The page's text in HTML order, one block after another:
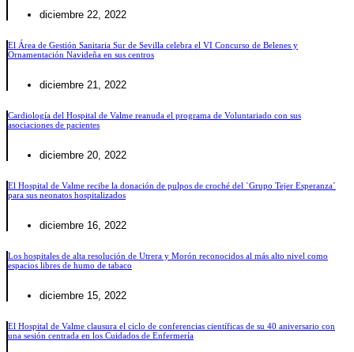
diciembre 22, 2022
El Área de Gestión Sanitaria Sur de Sevilla celebra el VI Concurso de Belenes y
Ornamentación Navideña en sus centros
diciembre 21, 2022
Cardiología del Hospital de Valme reanuda el programa de Voluntariado con sus
asociaciones de pacientes
diciembre 20, 2022
El Hospital de Valme recibe la donación de pulpos de croché del `Grupo Tejer Esperanza´
para sus neonatos hospitalizados
diciembre 16, 2022
Los hospitales de alta resolución de Utrera y Morón reconocidos al más alto nivel como
espacios libres de humo de tabaco
diciembre 15, 2022
El Hospital de Valme clausura el ciclo de conferencias científicas de su 40 aniversario con
una sesión centrada en los Cuidados de Enfermería